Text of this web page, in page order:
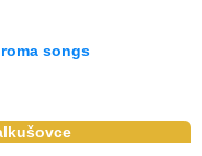
roma songs